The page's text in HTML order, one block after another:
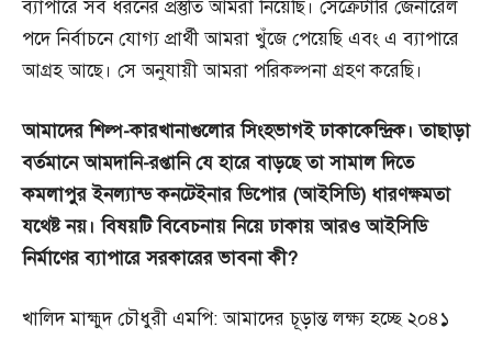
ব্যাপারে সব ধরনের প্রস্তুতি আমরা নিয়েছি। সেক্রেটারি জেনারেল
পদে নির্বাচনে যোগ্য প্রার্থী আমরা খুঁজে পেয়েছি এবং এ ব্যাপারে
আগ্রহ আছে। সে অনুযায়ী আমরা পরিকল্পনা গ্রহণ করেছি।
আমাদেরশিল্প-কারখানাগুলোরসিংহভাগইঢাকাকেন্দ্রিক।তাছাড়া
বর্তমানেআমদানি-রপ্তানিযেহারেবাড়ছেতাসামালদিতে
কমলাপুরইনল্যান্ডকনটেইনারডিপোর (আইসিডি) ধারণক্ষমতা
যথেষ্টনয়।বিষয়টিবিবেচনায়নিয়েঢাকায়আরওআইসিডি
নির্মাণেরব্যাপারেসরকারেরভাবনাকী?
খালিদ মাহ্মুদ চৌধুরী এমপি: আমাদের চূড়ান্ত লক্ষ্য হচ্ছে ২০৪১